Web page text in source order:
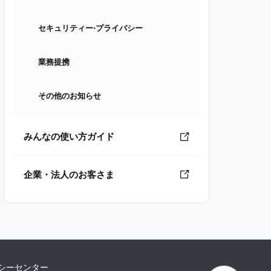
セキュリティー⋅プライバシー
業務提携
その他のお知らせ
みんなの使い方ガイド
企業・法人のお客さま
ーセンター